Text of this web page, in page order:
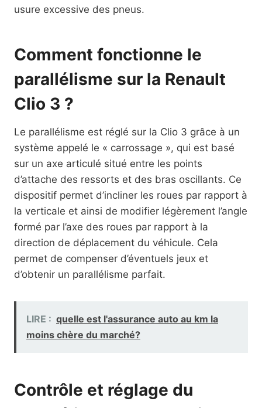
usure excessive des pneus.
Comment fonctionne le
parallélisme sur la Renault
Clio 3 ?
Le parallélisme est réglé sur la Clio 3 grâce à un
système appelé le « carrossage », qui est basé
sur un axe articulé situé entre les points
d’attache des ressorts et des bras oscillants. Ce
dispositif permet d’incliner les roues par rapport à
la verticale et ainsi de modifier légèrement l’angle
formé par l’axe des roues par rapport à la
direction de déplacement du véhicule. Cela
permet de compenser d’éventuels jeux et
d’obtenir un parallélisme parfait.
LIRE : quelle est l'assurance auto au km la
moins chère du marché?
Contrôle et réglage du